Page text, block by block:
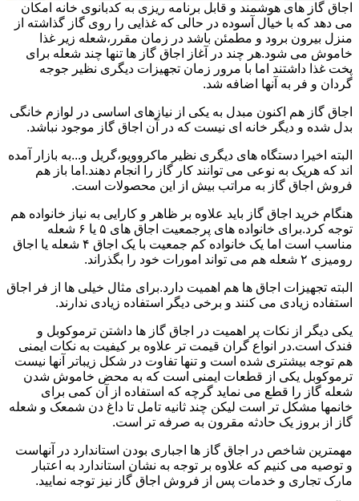
اجاق گاز های هوشمند و قابل برنامه ریزی به کدبانوی خانه امکان
می دهد که با خیال آسوده در حالی که غذایی را روی گاز گذاشته از
منزل بیرون برود و مطمئن باشد در زمان مقرر،شعله زیر غذا
خاموش می شود.هر چند در آغاز اجاق گاز ها تنها چند شعله برای
پخت غذا داشتند اما با مرور زمان تجهیزات دیگری نظیر جوجه
گردان و فر به آنها اضافه شد.
اجاق گاز هم اکنون مبدل به یکی از نیازهای اساسی در لوازم خانگی
بدل شده و دیگر خانه ای نیست که در آن اجاق گاز موجود نباشد.
البته اخیرا دستگاه های دیگری نظیر ماکروویو،گریل و...به بازار آمده
اند که هریک به نوعی می توانند کار گاز را انجام دهند.اما باز هم
فروش اجاق گاز به مراتب بیش از این محصولات است.
هنگام خرید اجاق گاز باید علاوه بر ظاهر و کارایی به نیاز خانواده هم
توجه کرد.برای خانواده های پرجمعیت اجاق های ۵ یا ۶ شعله
مناسب است اما یک خانواده کم جمعیت با یک اجاق ۴ شعله یا اجاق
رومیزی ۲ شعله هم می تواند امورات خود را بگذراند.
البته تجهیزات اجاق ها هم اهمیت دارد.برای مثال خیلی ها از فر اجاق
استفاده زیادی می کنند و برخی دیگر استفاده زیادی ندارند.
یکی دیگر از نکات پر اهمیت در اجاق گاز ها داشتن ترموکوبل و
فندک است.در انواع گران قیمت تر علاوه بر کیفیت به نکات ایمنی
هم توجه بیشتری شده است و تنها تفاوت در شکل زیباتر آنها نیست
ترموکوبل یکی از قطعات ایمنی است که به محض خاموش شدن
شعله گاز را قطع می نماید گرچه که استفاده از آن کمی برای
خانمها مشکل تر است لیکن چند ثانیه تامل تا داغ دن شمعک و شعله
گاز از بروز یک حادثه مقرون به صرفه تر است.
مهمترین شاخص در اجاق گاز ها اجباری بودن استاندارد در آنهاست
و توصیه می کنیم که علاوه بر توجه به نشان استاندارد به اعتبار
مارک تجاری و خدمات پس از فروش اجاق گاز نیز توجه نمایید.